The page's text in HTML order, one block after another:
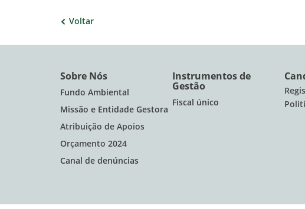
Voltar
Sobre Nós
Fundo Ambiental
Missão e Entidade Gestora
Atribuição de Apoios
Orçamento 2024
Canal de denúncias
Instrumentos de
Gestão
Fiscal único